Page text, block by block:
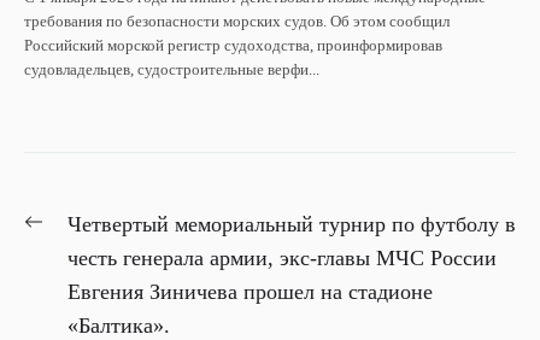
требования по безопасности морских судов. Об этом сообщил
Российский морской регистр судоходства, проинформировав
судовладельцев, судостроительные верфи...
НАВИГАЦИЯ
ПО
ЗАПИСЯМ
PreviousЧетвертый мемориальный турнир по футболу в
честь генерала армии, экс-главы МЧС России
Евгения Зиничева прошел на стадионе
«Балтика».